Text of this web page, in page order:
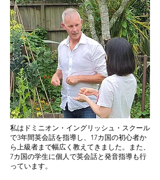
私はドミニオン・イングリッシュ・スクール
で3年間英会話を指導し、17カ国の初心者か
ら上級者まで幅広く教えてきました。また、
7カ国の学生に個人で英会話と発音指導も行
っています。